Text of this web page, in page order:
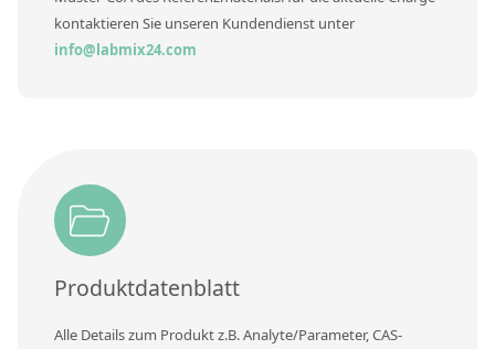
kontaktieren Sie unseren Kundendienst unter
info@labmix24.com
Produktdatenblatt
Alle Details zum Produkt z.B. Analyte/Parameter, CAS-